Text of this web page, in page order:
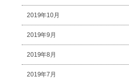
2019年10月
2019年9月
2019年8月
2019年7月